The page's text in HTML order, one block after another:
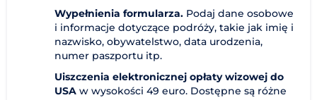
Wypełnienia formularza. Podaj dane osobowe
i informacje dotyczące podróży, takie jak imię i
nazwisko, obywatelstwo, data urodzenia,
numer paszportu itp.
Uiszczenia elektronicznej opłaty wizowej do
USA w wysokości 49 euro. Dostępne są różne